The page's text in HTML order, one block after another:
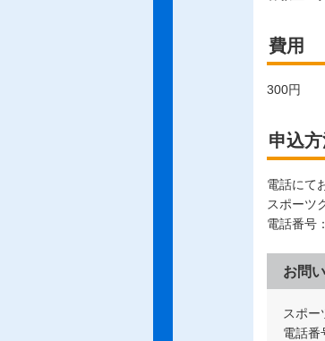
費用
300円
申込
電話にて
スポーツ
電話番号
お問
スポー
電話番